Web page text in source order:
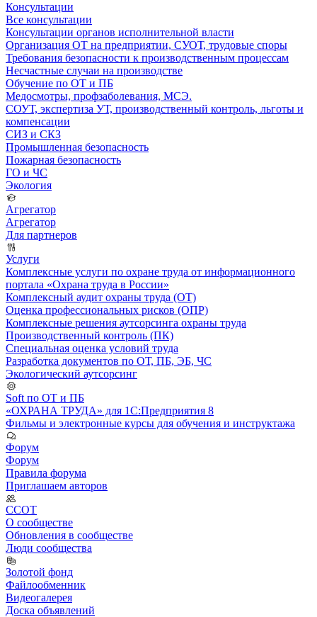
Консультации
Все консультации
Консультации органов исполнительной власти
Организация ОТ на предприятии, СУОТ, трудовые споры
Требования безопасности к производственным процессам
Несчастные случаи на производстве
Обучение по ОТ и ПБ
Медосмотры, профзаболевания, МСЭ.
СОУТ, экспертиза УТ, производственный контроль, льготы и
компенсации
СИЗ и СКЗ
Промышленная безопасность
Пожарная безопасность
ГО и ЧС
Экология
Агрегатор
Агрегатор
Для партнеров
Услуги
Комплексные услуги по охране труда от информационного
портала «Охрана труда в России»
Комплексный аудит охраны труда (ОТ)
Оценка профессиональных рисков (ОПР)
Комплексные решения аутсорсинга охраны труда
Производственный контроль (ПК)
Специальная оценка условий труда
Разработка документов по ОТ, ПБ, ЭБ, ЧС
Экологический аутсорсинг
Soft по ОТ и ПБ
«ОХРАНА ТРУДА» для 1С:Предприятия 8
Фильмы и электронные курсы для обучения и инструктажа
Форум
Форум
Правила форума
Приглашаем авторов
ССОТ
О сообществе
Обновления в сообществе
Люди сообщества
Золотой фонд
Файлообменник
Видеогалерея
Доска объявлений